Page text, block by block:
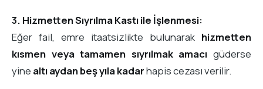
3. Hizmetten Sıyrılma Kastı ile İşlenmesi:
Eğer fail, emre itaatsizlikte bulunarak hizmetten
kısmen veya tamamen sıyrılmak amacı güderse
yine altı aydan beş yıla kadarhapis cezası verilir.